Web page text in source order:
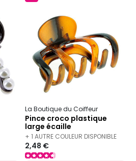
La Boutique du Coiffeur
Pince croco plastique
large écaille
+ 1 AUTRE COULEUR DISPONIBLE
2,48 €